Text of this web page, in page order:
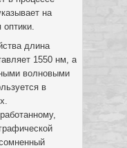
на
длина
1550 нм, а
волновыми
в